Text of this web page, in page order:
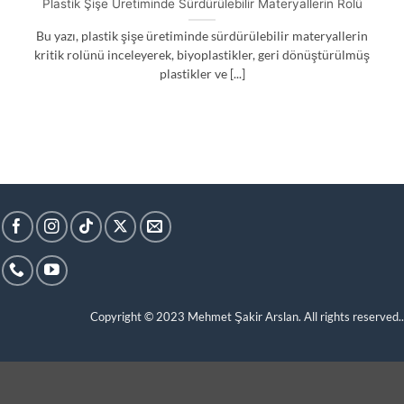
Plastik Şişe Üretiminde Sürdürülebilir Materyallerin Rolü
Bu yazı, plastik şişe üretiminde sürdürülebilir materyallerin
kritik rolünü inceleyerek, biyoplastikler, geri dönüştürülmüş
plastikler ve [...]
Copyright © 2023 Mehmet Şakir Arslan. All rights reserved..